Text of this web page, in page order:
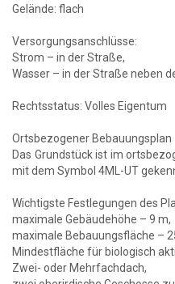
Gelände: flach
Versorgungsanschlüsse:
Strom – in der Straße,
Wasser – in der Straße neben
Rechtsstatus: Volles Eigentum
Ortsbezogener Bebauungsplan
Das Grundstück ist im
mit dem Symbol 4ML-UT
Wichtigste Festlegungen des
maximale Gebäudehöhe – 9 m,
maximale Bebauungsfläche –
Mindestfläche für biologisch
Zwei- oder Mehrfachdach,